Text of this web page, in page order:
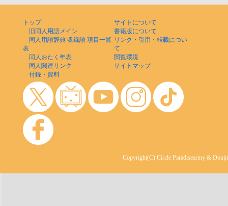
トップ
旧同人用語メイン
同人用語辞典 収録語 項目一覧
表
同人おたく年表
同人関連リンク
付録・資料
サイトについて
書籍版について
リンク・引用・転載につい
て
閲覧環境
サイトマップ
Copyright(C) Circle Paradisearmy &